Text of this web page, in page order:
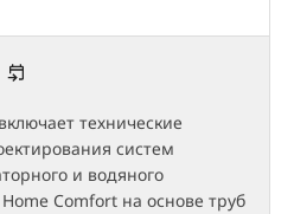
технические
систем
и водяного
Comfort на основе труб